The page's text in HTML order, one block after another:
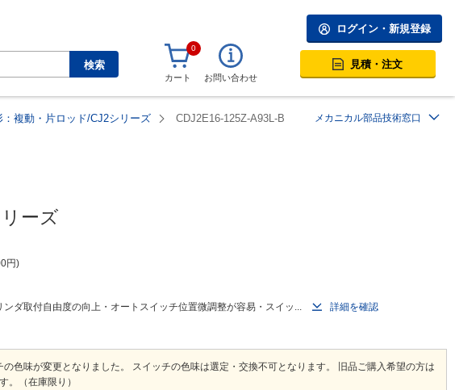
検索
ログイン・新規登録
0
カート お問い合わせ
見積・注文
複動・片ロッド/CJ2シリーズ CDJ2E16-125Z-A93L-B メカニカル部品技術窓口
ーズ
円
ダ取付自由度の向上・オートスイッチ位置微調整が容易・スイッ...
詳細を確認
色味が変更となりました。 スイッチの色味は選定・交換不可となります。 旧品ご購入希望の方は
。（在庫限り）